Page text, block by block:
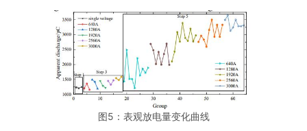
图5：表观放电量变化曲线